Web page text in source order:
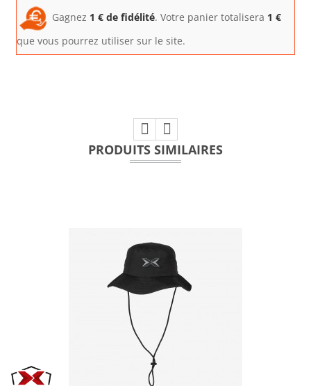
Gagnez 1 € de fidélité. Votre panier totalisera 1 €
que vous pourrez utiliser sur le site.
PRODUITS SIMILAIRES